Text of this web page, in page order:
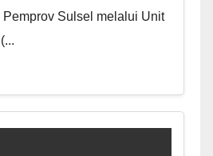
Sulsel melalui Unit